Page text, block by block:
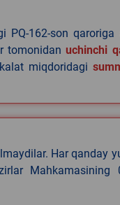
PQ-162-son
tomonidanuchinchi
miqdoridagi
Har qanday